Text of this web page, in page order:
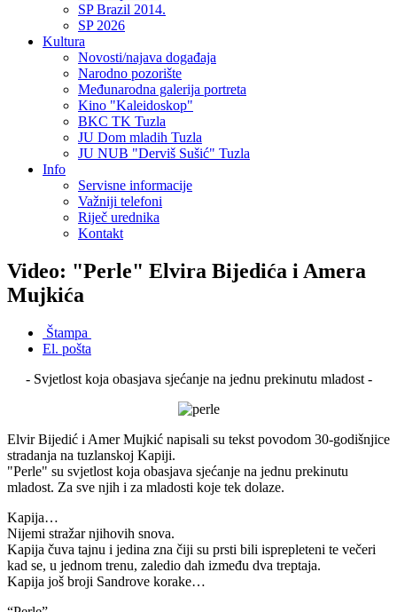
SP Brazil 2014.
SP 2026
Kultura
Novosti/najava događaja
Narodno pozorište
Međunarodna galerija portreta
Kino "Kaleidoskop"
BKC TK Tuzla
JU Dom mladih Tuzla
JU NUB "Derviš Sušić" Tuzla
Info
Servisne informacije
Važniji telefoni
Riječ urednika
Kontakt
Video: "Perle" Elvira Bijedića i Amera
Mujkića
Štampa
El. pošta
- Svjetlost koja obasjava sjećanje na jednu prekinutu mladost -
Elvir Bijedić i Amer Mujkić napisali su tekst povodom 30-godišnjice
stradanja na tuzlanskoj Kapiji.
"Perle" su svjetlost koja obasjava sjećanje na jednu prekinutu
mladost. Za sve njih i za mladosti koje tek dolaze.
Kapija…
Nijemi stražar njihovih snova.
Kapija čuva tajnu i jedina zna čiji su prsti bili isprepleteni te večeri
kad se, u jednom trenu, zaledio dah između dva treptaja.
Kapija još broji Sandrove korake…